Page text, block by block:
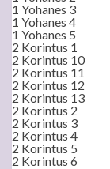
1 Yohanes 3
1 Yohanes 4
1 Yohanes 5
2 Korintus 1
2 Korintus 10
2 Korintus 11
2 Korintus 12
2 Korintus 13
2 Korintus 2
2 Korintus 3
2 Korintus 4
2 Korintus 5
2 Korintus 6